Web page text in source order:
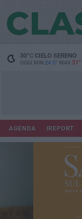
30°CCIELO SERENO
OGGI MIN 24.5° MAX 31°
AGENDA IREPORT